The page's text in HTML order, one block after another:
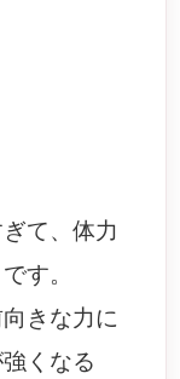
て、体力
す。
きな力に
くなる